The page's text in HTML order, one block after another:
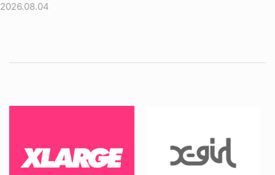
2026.08.04